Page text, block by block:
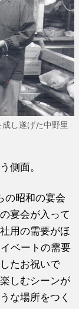
し遂げた中野里
側面。
の昭和の宴会
宴会が入って
用の需要がほ
ベートの需要
たお祝いで
しむシーンが
な場所をつく